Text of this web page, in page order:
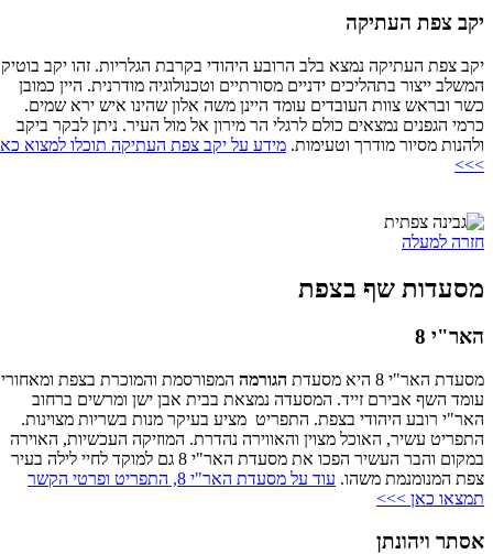
יקב צפת העתיקה
יקב צפת העתיקה נמצא בלב הרובע היהודי בקרבת הגלריות. זהו יקב בוטיק
המשלב ייצור בתהליכים ידניים מסורתיים וטכנולוגיה מודרנית. היין כמובן
כשר ובראש צוות העובדים עומד היינן משה אלון שהינו איש ירא שמים.
כרמי הגפנים נמצאים כולם לרגלי הר מירון אל מול העיר. ניתן לבקר ביקב
ולהנות מסיור מודרך וטעימות.מידע על יקב צפת העתיקה תוכלו למצוא כאן
>>>
חזרה למעלה
מסעדות שף בצפת
האר"י 8
מסעדת האר"י 8 היא מסעדת הגורמההמפורסמת והמוכרת בצפת ומאחוריה
עומד השף אבירם זייד. המסעדה נמצאת בבית אבן ישן ומרשים ברחוב
האר"י רובע היהודי בצפת. התפריט מציע בעיקר מנות בשריות מצוינות.
התפריט עשיר, האוכל מצוין והאווירה נהדרת. המוזיקה העכשיות, האוירה
במקום והבר העשיר הפכו את מסעדת האר"י 8 גם למוקד לחיי לילה בעיר
צפת המנומנמת משהו.
עוד על מסעדת האר"י 8, התפריט ופרטי הקשר
תמצאו כאן >>>
אסתר ויהונתן